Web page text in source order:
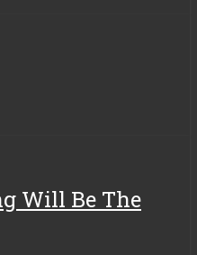
Will Be The